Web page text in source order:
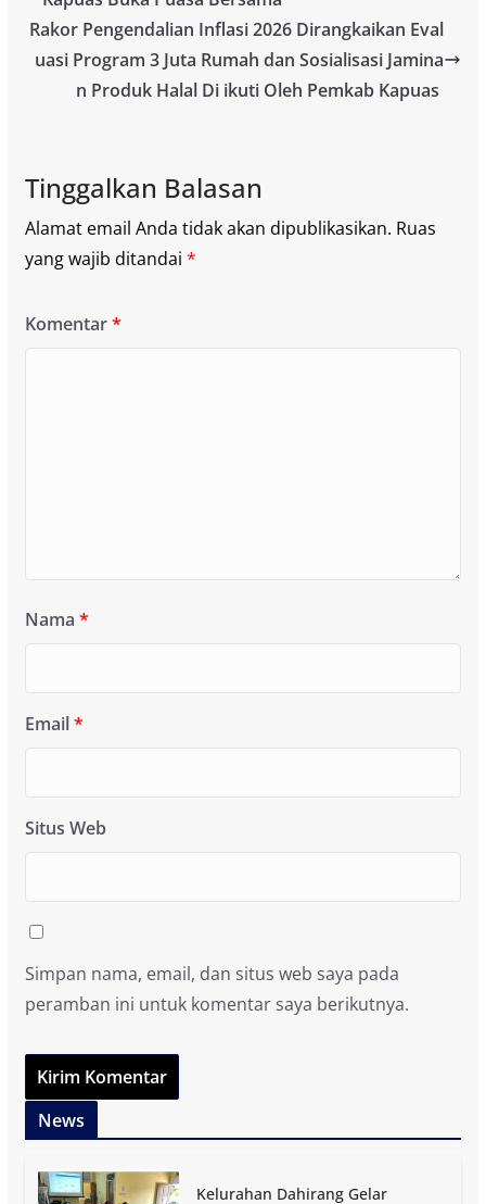
Rakor Pengendalian Inflasi 2026 Dirangkaikan Eval
uasi Program 3 Juta Rumah dan Sosialisasi Jamina
n Produk Halal Di ikuti Oleh Pemkab Kapuas
Tinggalkan Balasan
Alamat email Anda tidak akan dipublikasikan. Ruas
yang wajib ditandai *
Komentar*
Nama *
Email*
Situs Web
Simpan nama, email, dan situs web saya pada
peramban ini untuk komentar saya berikutnya.
News
Kelurahan Dahirang Gelar